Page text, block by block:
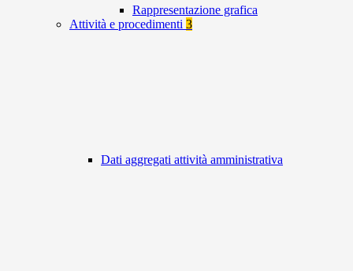
Rappresentazione grafica
Attività e procedimenti 3
Dati aggregati attività amministrativa